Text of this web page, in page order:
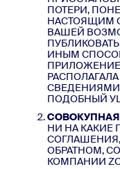
ПОТЕРИ,
НАСТОЯЩИМ
ВАШЕЙ
ИНЫМ
СВЕДЕНИЯМИ
ПОДОБНЫЙ
НИ НА
ОБРАТНОМ,
КОМПАНИИ